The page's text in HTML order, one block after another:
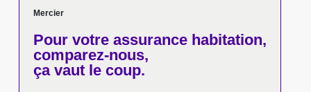
Mercier
Pour votreassurance habitation,
comparez-nous,
ça vaut le coup.